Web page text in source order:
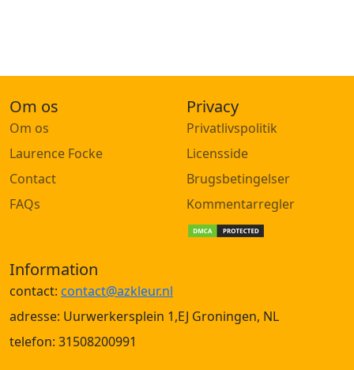
Om os
Om os
Laurence Focke
Contact
FAQs
Privacy
Privatlivspolitik
Licensside
Brugsbetingelser
Kommentarregler
Information
contact: contact@azkleur.nl
adresse: Uurwerkersplein 1,EJ Groningen, NL
telefon: 31508200991